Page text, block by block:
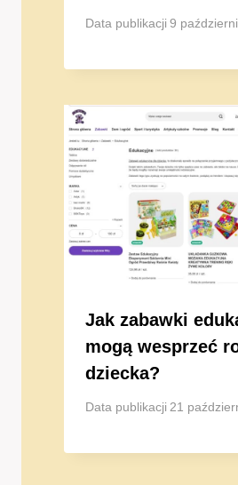
Data publikacji 9
Jak zabawki
mogą wesprzeć
dziecka?
Data publikacji 21